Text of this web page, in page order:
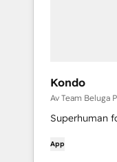
Kondo
Av Team Beluga
Superhuman
App